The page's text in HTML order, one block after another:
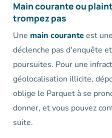
Main courante ou
trompez pas
Une main couranteest
déclenche pas d'enquête
poursuites. Pour une
géolocalisation illicite,
oblige le Parquet à se
donner, et vous pouvez
suite.